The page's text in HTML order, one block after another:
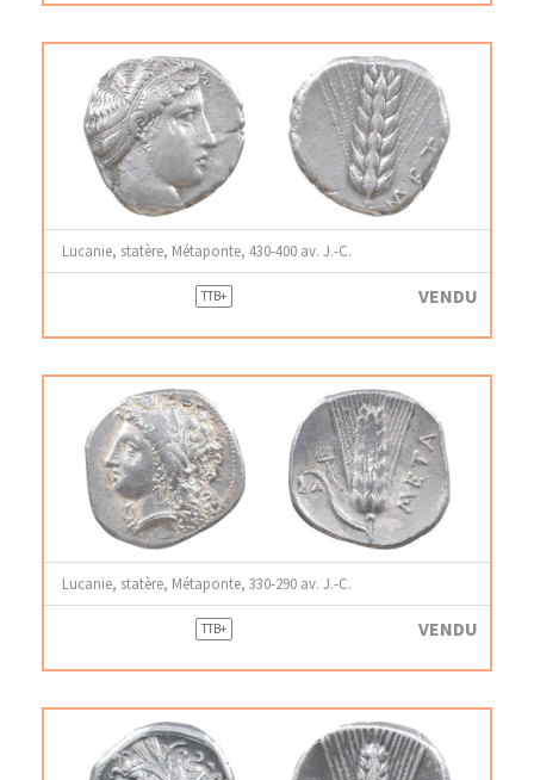
Lucanie, statère, Métaponte, 430-400 av. J.-C.
TTB+ VENDU
Lucanie, statère, Métaponte, 330-290 av. J.-C.
TTB+ VENDU